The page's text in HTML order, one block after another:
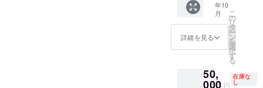
84cm、
バスタ
オル
58cm×
、Tシャ
/ L / XL /
XXL) ・
す。 ※
お届け
予定 :
2022年
ます。
また、
限定ス
テッ
カーと
KYARA
Y JAM
ROCK)
となり
ます。
ご支援
者様の
お名前
ンドの
名前な
Y JAM
ROCK
の
KYARA
が、あ
ト、ダ
ンス、
年10
月
詳細を見る
こ
の
リ
タ
ー
ン
を
選
択
す
る
50,
000 円
在庫な
し